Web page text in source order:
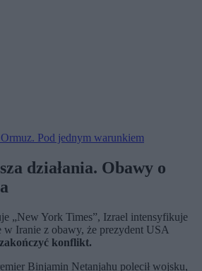
Pod jednym warunkiem
działania. Obawy o
„New York Times”, Izrael intensyfikuje
w Iranie z obawy, że prezydent USA
konflikt.
Binjamin Netanjahu polecił wojsku,